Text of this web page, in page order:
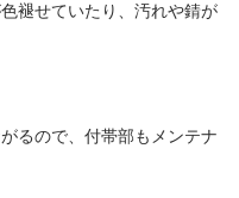
褪せていたり、汚れや錆が
るので、付帯部もメンテナ